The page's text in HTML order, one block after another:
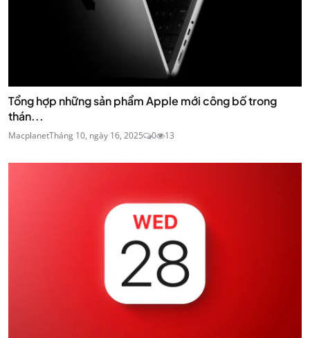
Tổng hợp những sản phẩm Apple mới công bố trong
thán...
MacplanetTháng 10, ngày 16, 2025 0 13